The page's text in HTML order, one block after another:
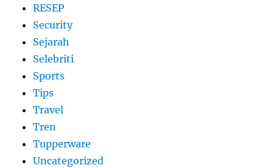
RESEP
Security
Sejarah
Selebriti
Sports
Tips
Travel
Tren
Tupperware
Uncategorized